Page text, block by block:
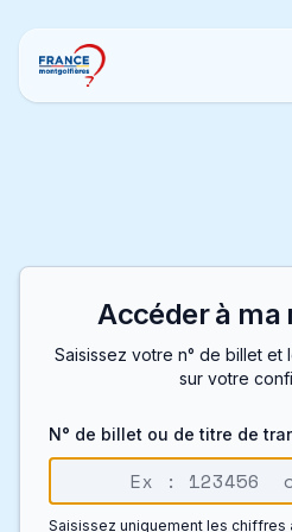
Accéder à ma
Saisissez votre n° de billet et
sur votre
N° de billet ou de titre de
Saisissez uniquement les chiffres